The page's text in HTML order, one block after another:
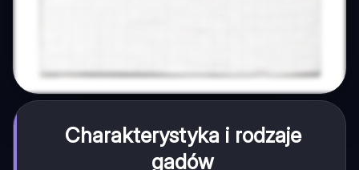
Charakterystyka i rodzaje
gadów